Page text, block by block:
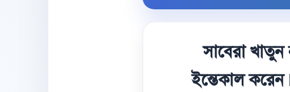
সাবেরা
ইন্তেকাল